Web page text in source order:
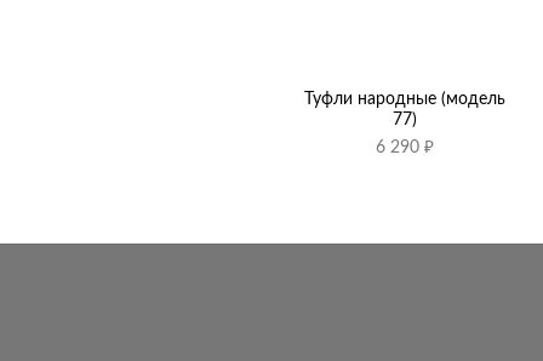
Туфли народные (модель
77)
6 290 ₽